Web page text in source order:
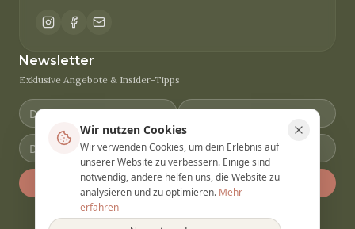
Newsletter
Exklusive Angebote & Insider-Tipps
Anmelden
Wir nutzen Cookies
Wir verwenden Cookies, um dein Erlebnis auf
unserer Website zu verbessern. Einige sind
notwendig, andere helfen uns, die Website zu
analysieren und zu optimieren. Mehr
erfahren